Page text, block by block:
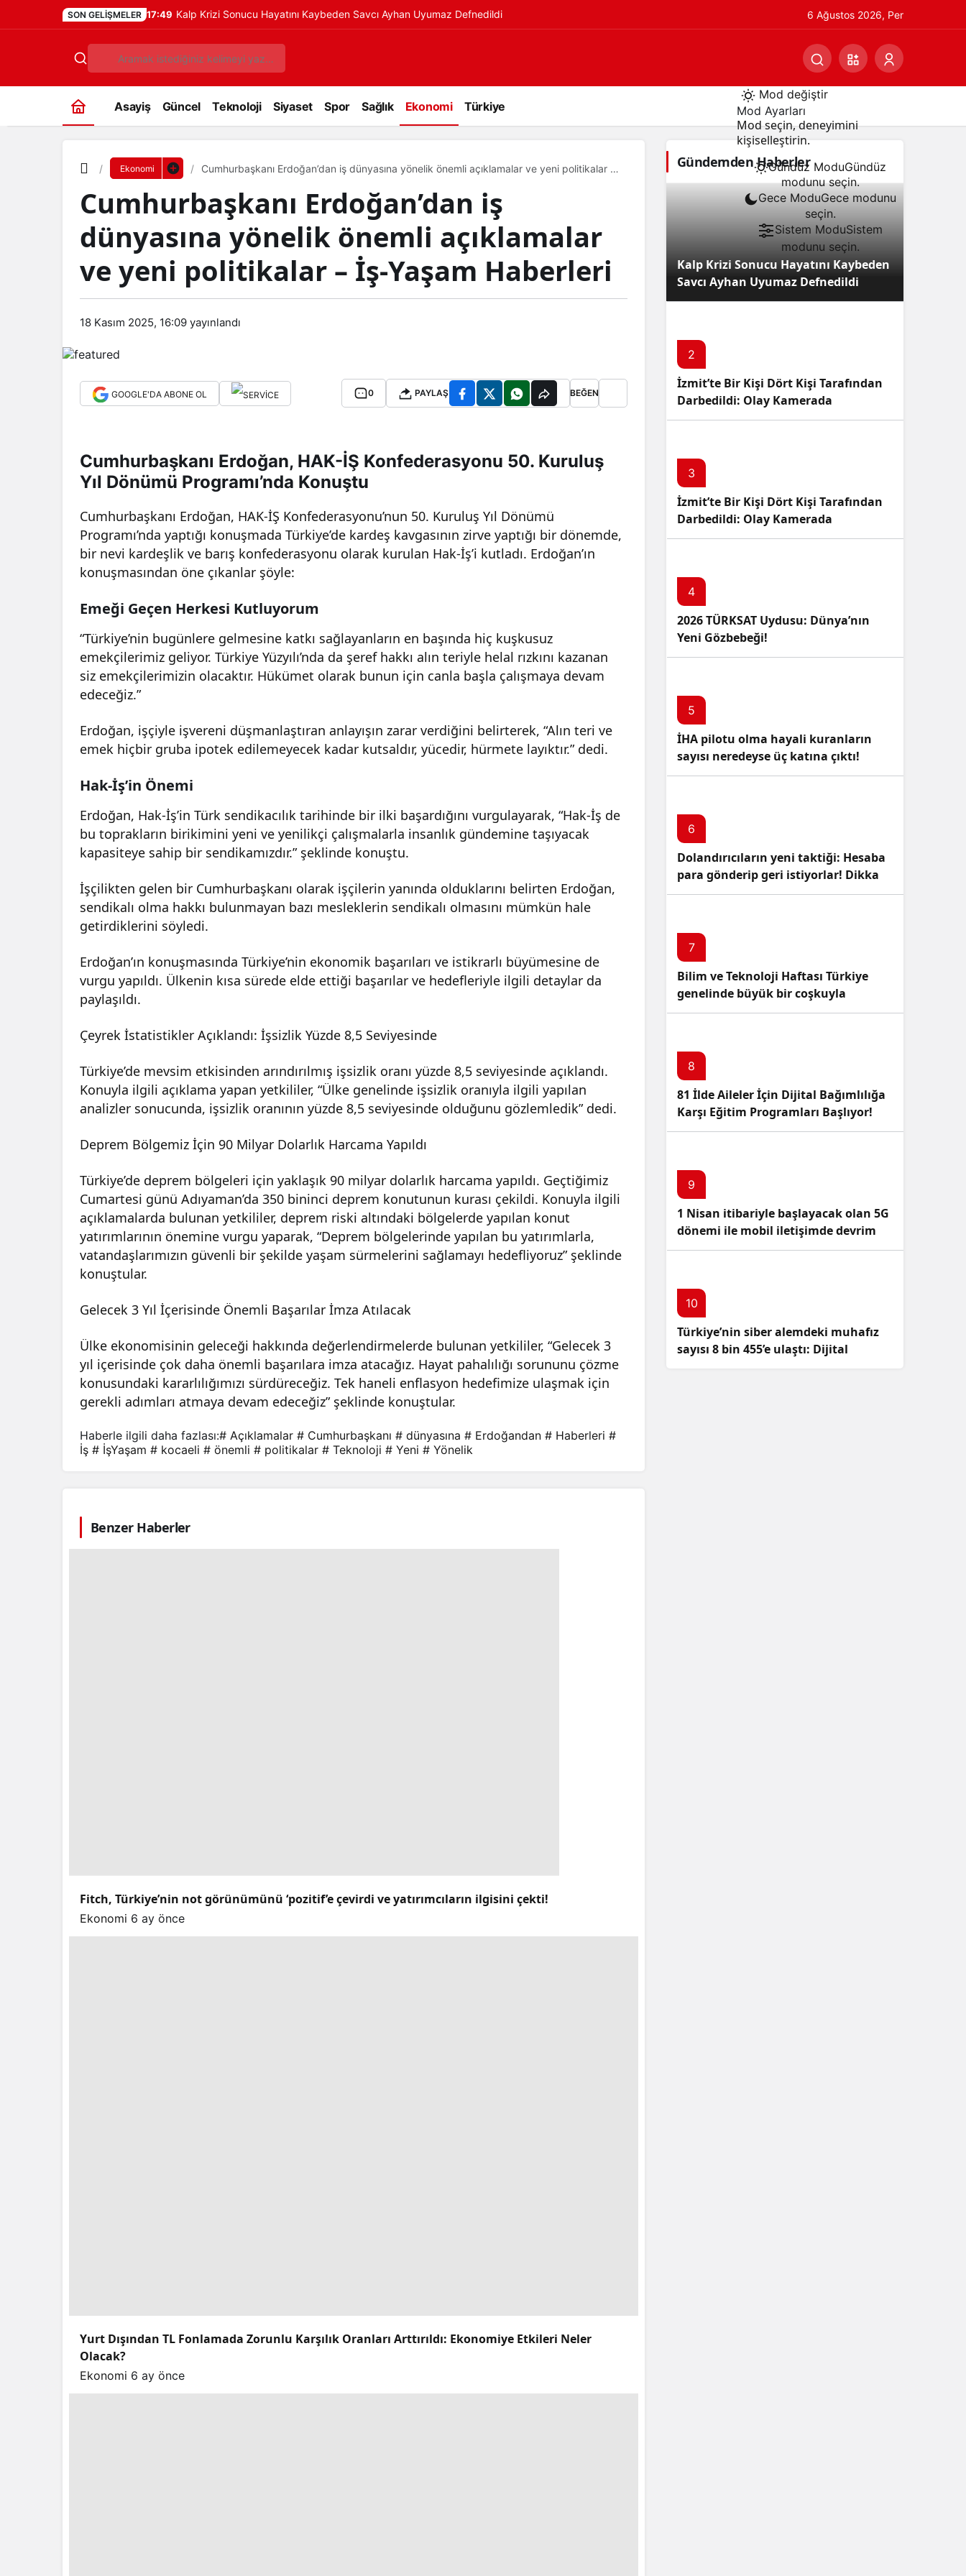
SON GELIŞMELER 17:49 Kalp Krizi Sonucu Hayatını Kaybeden Savcı Ayhan Uyumaz Defnedildi 6 Ağustos 2026, Per
Asayiş Güncel Teknoloji Siyaset Spor Sağlık Ekonomi Türkiye
Mod değiştir
Mod Ayarları
Mod seçin, deneyimini
kişiselleştirin.
Gündüz ModuGündüz
modunu seçin.
Gece ModuGece modunu
seçin.
Sistem ModuSistem
modunu seçin.
Ekonomi
Cumhurbaşkanı Erdoğan’dan iş dünyasına yönelik önemli açıklamalar ve yeni politikalar –
Cumhurbaşkanı Erdoğan’dan iş
dünyasına yönelik önemli açıklamalar
ve yeni politikalar – İş-Yaşam Haberleri
18 Kasım 2025, 16:09 yayınlandı
GOOGLE'DA ABONE OL 0 PAYLAŞ BEĞEN
Cumhurbaşkanı Erdoğan, HAK-İŞ Konfederasyonu 50. Kuruluş
Yıl Dönümü Programı’nda Konuştu
Cumhurbaşkanı Erdoğan, HAK-İŞ Konfederasyonu’nun 50. Kuruluş Yıl Dönümü
Programı’nda yaptığı konuşmada Türkiye’de kardeş kavgasının zirve yaptığı bir dönemde,
bir nevi kardeşlik ve barış konfederasyonu olarak kurulan Hak-İş’i kutladı. Erdoğan’ın
konuşmasından öne çıkanlar şöyle:
Emeği Geçen Herkesi Kutluyorum
“Türkiye’nin bugünlere gelmesine katkı sağlayanların en başında hiç kuşkusuz
emekçilerimiz geliyor. Türkiye Yüzyılı’nda da şeref hakkı alın teriyle helal rızkını kazanan
siz emekçilerimizin olacaktır. Hükümet olarak bunun için canla başla çalışmaya devam
edeceğiz.”
Erdoğan, işçiyle işvereni düşmanlaştıran anlayışın zarar verdiğini belirterek, “Alın teri ve
emek hiçbir gruba ipotek edilemeyecek kadar kutsaldır, yücedir, hürmete layıktır.” dedi.
Hak-İş’in Önemi
Erdoğan, Hak-İş’in Türk sendikacılık tarihinde bir ilki başardığını vurgulayarak, “Hak-İş de
bu toprakların birikimini yeni ve yenilikçi çalışmalarla insanlık gündemine taşıyacak
kapasiteye sahip bir sendikamızdır.” şeklinde konuştu.
İşçilikten gelen bir Cumhurbaşkanı olarak işçilerin yanında olduklarını belirten Erdoğan,
sendikalı olma hakkı bulunmayan bazı mesleklerin sendikalı olmasını mümkün hale
getirdiklerini söyledi.
Erdoğan’ın konuşmasında Türkiye’nin ekonomik başarıları ve istikrarlı büyümesine de
vurgu yapıldı. Ülkenin kısa sürede elde ettiği başarılar ve hedefleriyle ilgili detaylar da
paylaşıldı.
Çeyrek İstatistikler Açıklandı: İşsizlik Yüzde 8,5 Seviyesinde
Türkiye’de mevsim etkisinden arındırılmış işsizlik oranı yüzde 8,5 seviyesinde açıklandı.
Konuyla ilgili açıklama yapan yetkililer, “Ülke genelinde işsizlik oranıyla ilgili yapılan
analizler sonucunda, işsizlik oranının yüzde 8,5 seviyesinde olduğunu gözlemledik” dedi.
Deprem Bölgemiz İçin 90 Milyar Dolarlık Harcama Yapıldı
Türkiye’de deprem bölgeleri için yaklaşık 90 milyar dolarlık harcama yapıldı. Geçtiğimiz
Cumartesi günü Adıyaman’da 350 bininci deprem konutunun kurası çekildi. Konuyla ilgili
açıklamalarda bulunan yetkililer, deprem riski altındaki bölgelerde yapılan konut
yatırımlarının önemine vurgu yaparak, “Deprem bölgelerinde yapılan bu yatırımlarla,
vatandaşlarımızın güvenli bir şekilde yaşam sürmelerini sağlamayı hedefliyoruz” şeklinde
konuştular.
Gelecek 3 Yıl İçerisinde Önemli Başarılar İmza Atılacak
Ülke ekonomisinin geleceği hakkında değerlendirmelerde bulunan yetkililer, “Gelecek 3
yıl içerisinde çok daha önemli başarılara imza atacağız. Hayat pahalılığı sorununu çözme
konusundaki kararlılığımızı sürdüreceğiz. Tek haneli enflasyon hedefimize ulaşmak için
gerekli adımları atmaya devam edeceğiz” şeklinde konuştular.
Haberle ilgili daha fazlası:# Açıklamalar # Cumhurbaşkanı # dünyasına # Erdoğandan # Haberleri #
İş # İşYaşam # kocaeli # önemli # politikalar # Teknoloji # Yeni # Yönelik
Benzer Haberler
Fitch, Türkiye’nin not görünümünü ‘pozitif’e çevirdi ve yatırımcıların ilgisini çekti!
Ekonomi 6 ay önce
Yurt Dışından TL Fonlamada Zorunlu Karşılık Oranları Arttırıldı: Ekonomiye Etkileri Neler
Olacak?
Ekonomi 6 ay önce
Gündemden Haberler
Kalp Krizi Sonucu Hayatını Kaybeden
Savcı Ayhan Uyumaz Defnedildi
2
İzmit’te Bir Kişi Dört Kişi Tarafından
Darbedildi: Olay Kamerada
3
İzmit’te Bir Kişi Dört Kişi Tarafından
Darbedildi: Olay Kamerada
4
2026 TÜRKSAT Uydusu: Dünya’nın
Yeni Gözbebeği!
5
İHA pilotu olma hayali kuranların
sayısı neredeyse üç katına çıktı!
6
Dolandırıcıların yeni taktiği: Hesaba
para gönderip geri istiyorlar! Dikkat
Edin!
7
Bilim ve Teknoloji Haftası Türkiye
genelinde büyük bir coşkuyla
kutlandı: İşte Etkinlikler ve
8
81 İlde Aileler İçin Dijital Bağımlılığa
Karşı Eğitim Programları Başlıyor!
9
1 Nisan itibariyle başlayacak olan 5G
dönemi ile mobil iletişimde devrim
başlıyor!
10
Türkiye’nin siber alemdeki muhafız
sayısı 8 bin 455’e ulaştı: Dijital